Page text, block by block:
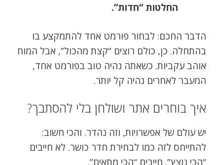
החלטות “חדות”.
הדבר החכם: לבחור פורמט אחד להתמקצע בו
בהתחלה. כן, כולם רוצים “קצת מהכול”, אבל המוח
אוהב עקביות. כשאתה נהיה טוב בפורמט אחד,
המעבר לאחרים נהיה קל יותר.
איך בוחרים אתר ושולחן בלי להסתבך?
יש עולם של אפשרויות, וזה נהדר. והכי חשוב:
להתייחס לזה כמו לבחירת חדר כושר. לא חייבים
“הכי נוצץ”. חייבים “הכי מתאים”.